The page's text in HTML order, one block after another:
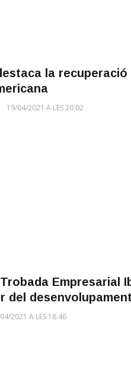
la recuperació
19/04/2021 A LES 20:02
Empresarial
del
2021 A LES 18:46